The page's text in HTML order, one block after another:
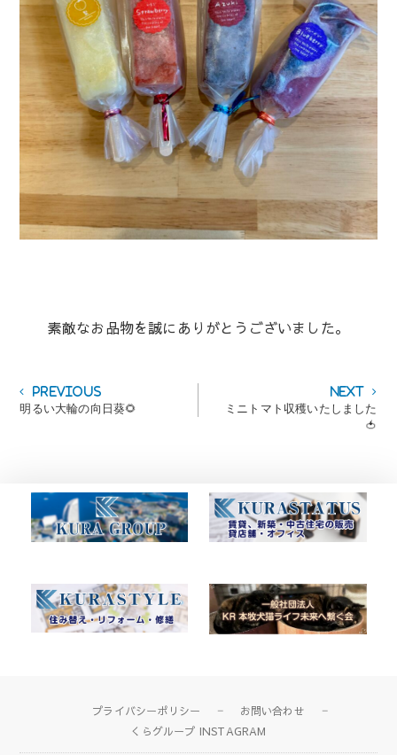
素敵なお品物を誠にありがとうございました。
投
稿
シ
ョ
PreviousPrevious
post:
明るい大輪の向日葵🌻
Next
post:
ミニトマト収穫いたしました
🍅
プライバシーポリシー
お問い合わせ
くらグループ INSTAGRAM